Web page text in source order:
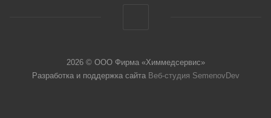
2026 © ООО Фирма «Химмедсервис»
Разработка и поддержка сайта Веб-студия SemenovDev